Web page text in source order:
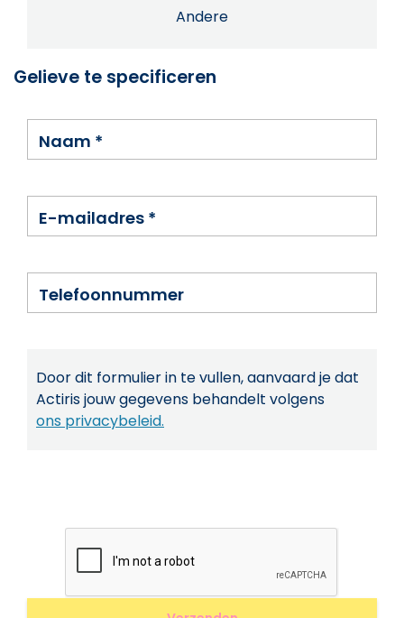
Andere
Gelieve te specificeren
Naam *
E-mailadres *
Telefoonnummer
Door dit formulier in te vullen, aanvaard je dat
Actiris jouw gegevens behandelt volgens
ons privacybeleid.